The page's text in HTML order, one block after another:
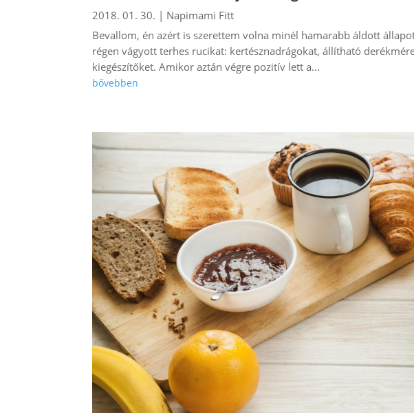
2018. 01. 30. | Napimami Fitt
Bevallom, én azért is szerettem volna minél hamarabb áldott
régen vágyott terhes rucikat: kertésznadrágokat, állítható
kiegészítőket. Amikor aztán végre pozitív lett a...
bővebben